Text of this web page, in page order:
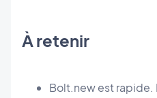
À retenir
Bolt.new est rapide.